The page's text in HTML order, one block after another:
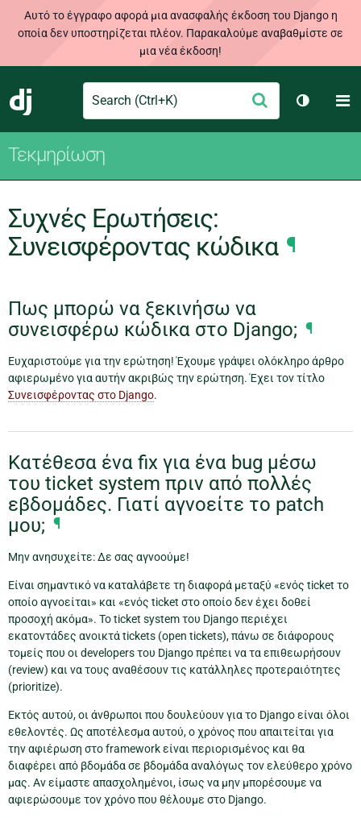
Αυτό το έγγραφο αφορά μια ανασφαλής έκδοση του Django η
οποία δεν υποστηρίζεται πλέον. Παρακαλούμε αναβαθμίστε σε
μια νέα έκδοση!
Django
Search Υποβολή
Toggle
Τεκμηρίωση
Συχνές Ερωτήσεις:
Συνεισφέροντας κώδικα ¶
Πως μπορώ να ξεκινήσω να
συνεισφέρω κώδικα στο Django; ¶
Ευχαριστούμε για την ερώτηση! Έχουμε γράψει ολόκληρο άρθρο
αφιερωμένο για αυτήν ακριβώς την ερώτηση. Έχει τον τίτλο
Συνεισφέροντας στο Django.
Κατέθεσα ένα fix για ένα bug μέσω
του ticket system πριν από πολλές
εβδομάδες. Γιατί αγνοείτε το patch
μου; ¶
Μην ανησυχείτε: Δε σας αγνοούμε!
Είναι σημαντικό να καταλάβετε τη διαφορά μεταξύ «ενός ticket το
οποίο αγνοείται» και «ενός ticket στο οποίο δεν έχει δοθεί
προσοχή ακόμα». Το ticket system του Django περιέχει
εκατοντάδες ανοικτά tickets (open tickets), πάνω σε διάφορους
τομείς που οι developers του Django πρέπει να τα επιθεωρήσουν
(review) και να τους αναθέσουν τις κατάλληλες προτεραιότητες
(prioritize).
Εκτός αυτού, οι άνθρωποι που δουλεύουν για το Django είναι όλοι
εθελοντές. Ως αποτέλεσμα αυτού, ο χρόνος που απαιτείται για
την αφιέρωση στο framework είναι περιορισμένος και θα
διαφέρει από βδομάδα σε βδομάδα αναλόγως τον ελεύθερο χρόνο
μας. Αν είμαστε απασχολημένοι, ίσως να μην μπορέσουμε να
αφιερώσουμε τον χρόνο που θέλουμε στο Django.